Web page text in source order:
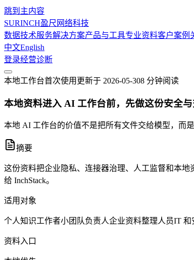
跳到主内容
SURINCH盈尺网络科技
数据技术服务解决方案产品与工具专业资料客户案例
中文English
登录经营诊断
本地工作台首次使用 更新于 2026-05-308 分钟阅读
本地资料进入 AI 工作台前，先做这份安全
本地 AI 工作台的价值不是把所有文件交给模型，而
摘要
这份资料把企业隐私、连接器治理、人工监督和本
给 InchStack。
适用对象
个人知识工作者小团队负责人企业资料整理人员IT 和
资料入口